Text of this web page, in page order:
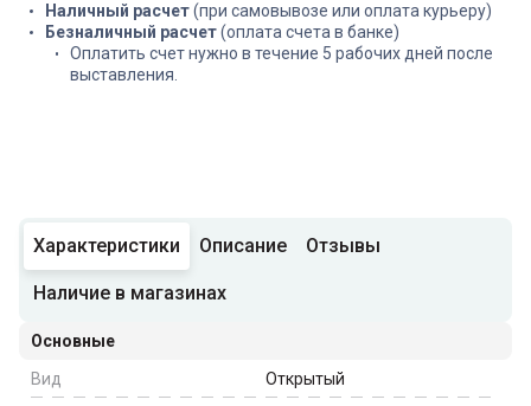
Наличный расчет(при самовывозе или оплата курьеру)
Безналичный расчет(оплата счета в банке)
Оплатить счет нужно в течение 5 рабочих дней после
выставления.
Характеристики Описание Отзывы
Наличие в магазинах
Основные
Вид
Открытый